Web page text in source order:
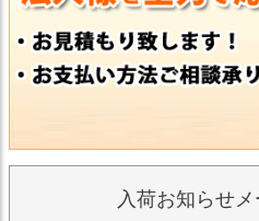
入荷お知らせ